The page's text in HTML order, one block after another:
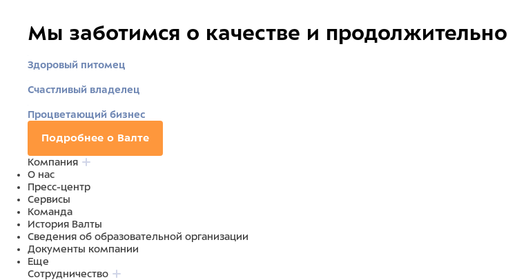
Мы заботимся о качестве и
Здоровый питомец
Счастливый владелец
Процветающий бизнес
Подробнее о Валте
Компания
О нас
Пресс-центр
Сервисы
Команда
История Валты
Сведения об образовательной организации
Документы компании
Еще
Сотрудничество